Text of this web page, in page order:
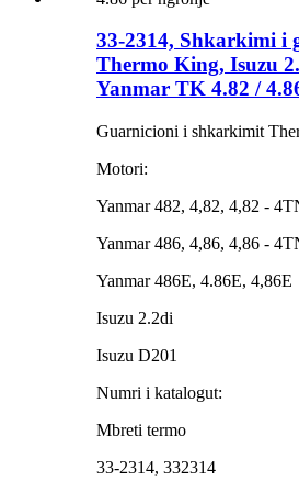
33-2314, Shkarkimi i
Thermo King, Isuzu
Yanmar TK 4.82 /
Guarnicioni i shkarkimit
Motori:
Yanmar 482, 4,82, 4,82 -
Yanmar 486, 4,86, 4,86 ​​-
Yanmar 486E, 4.86E, 4,86E
Isuzu 2.2di
Isuzu D201
Numri i katalogut:
Mbreti termo
33-2314, 332314